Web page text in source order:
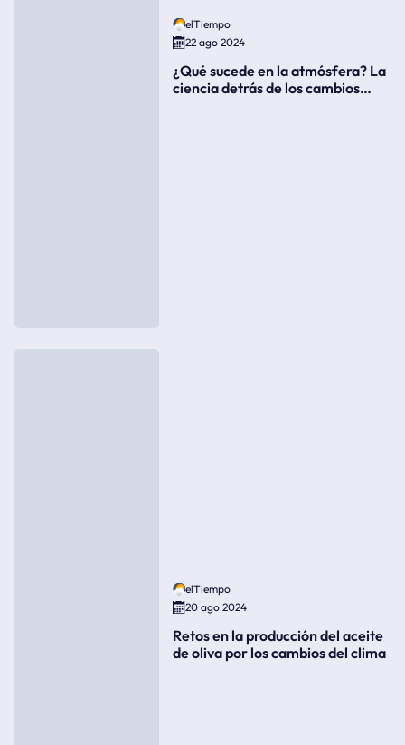
elTiempo
22 ago 2024
¿Qué sucede en la atmósfera? La
ciencia detrás de los cambios
elTiempo
20 ago 2024
Retos en la producción del aceite
de oliva por los cambios del clima